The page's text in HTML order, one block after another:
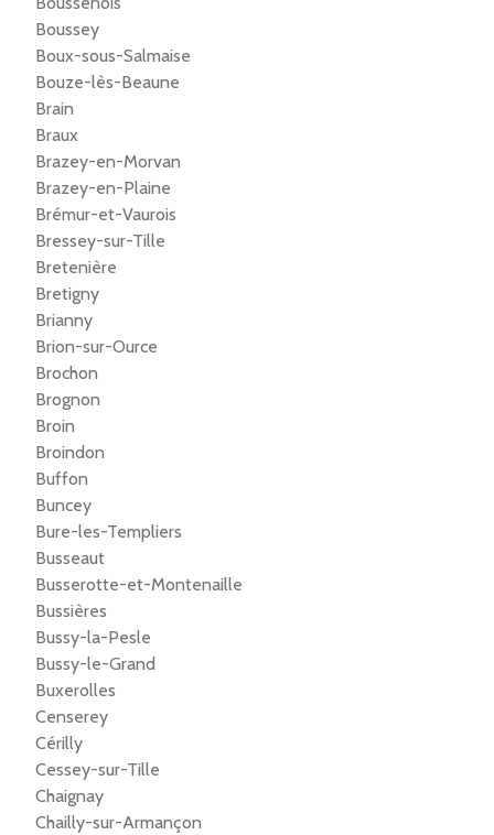
Boussey
Boux-sous-Salmaise
Bouze-lès-Beaune
Brain
Braux
Brazey-en-Morvan
Brazey-en-Plaine
Brémur-et-Vaurois
Bressey-sur-Tille
Bretenière
Bretigny
Brianny
Brion-sur-Ource
Brochon
Brognon
Broin
Broindon
Buffon
Buncey
Bure-les-Templiers
Busseaut
Busserotte-et-Montenaille
Bussières
Bussy-la-Pesle
Bussy-le-Grand
Buxerolles
Censerey
Cérilly
Cessey-sur-Tille
Chaignay
Chailly-sur-Armançon